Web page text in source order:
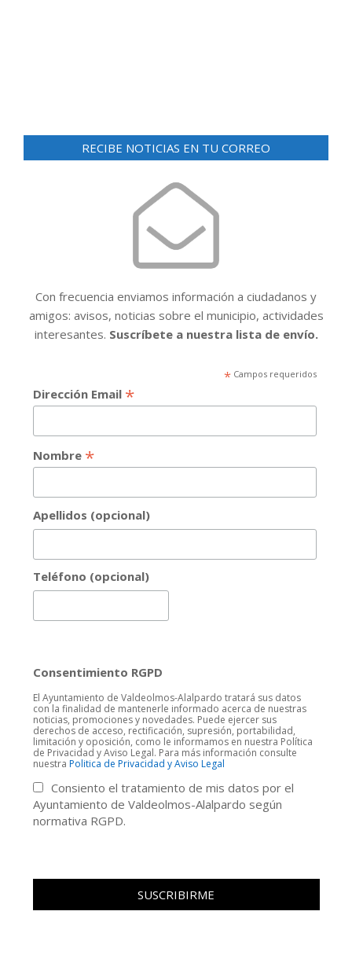
t
o
RECIBE NOTICIAS EN TU CORREO
Con frecuencia enviamos información a ciudadanos y
amigos: avisos, noticias sobre el municipio, actividades
interesantes. Suscríbete a nuestra lista de envío.
*Campos requeridos
Dirección Email *
Nombre *
Apellidos (opcional)
Teléfono (opcional)
Consentimiento RGPD
El Ayuntamiento de Valdeolmos-Alalpardo tratará sus datos
con la finalidad de mantenerle informado acerca de nuestras
noticias, promociones y novedades. Puede ejercer sus
derechos de acceso, rectificación, supresión, portabilidad,
limitación y oposición, como le informamos en nuestra Política
de Privacidad y Aviso Legal. Para más información consulte
nuestra Politica de Privacidad y Aviso Legal
Consiento el tratamiento de mis datos por el
Ayuntamiento de Valdeolmos-Alalpardo según
normativa RGPD.